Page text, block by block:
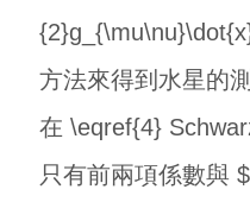
方法來得到水星的
在 \eqref{4}
只有前兩項係數與